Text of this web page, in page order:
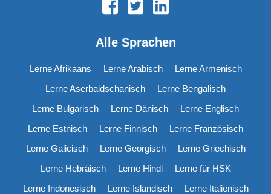
Alle Sprachen
Lerne Afrikaans Lerne Arabisch
Lerne Armenisch
Lerne Aserbaidschanisch
Lerne Bengalisch
Lerne Bulgarisch
Lerne Dänisch
Lerne Englisch
Lerne Estnisch
Lerne Finnisch
Lerne Französisch
Lerne Galicisch
Lerne Georgisch
Lerne Griechisch
Lerne Hebräisch
Lerne Hindi
Lerne für HSK
Lerne Indonesisch
Lerne Isländisch
Lerne Italienisch